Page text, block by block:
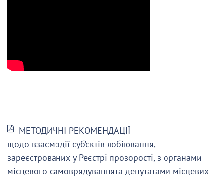
МЕТОДИЧНІ РЕКОМЕНДАЦІЇ
щодо взаємодії суб’єктів лобіювання,
зареєстрованих у Реєстрі прозорості, з органами
місцевого самоврядуваннята депутатами місцевих